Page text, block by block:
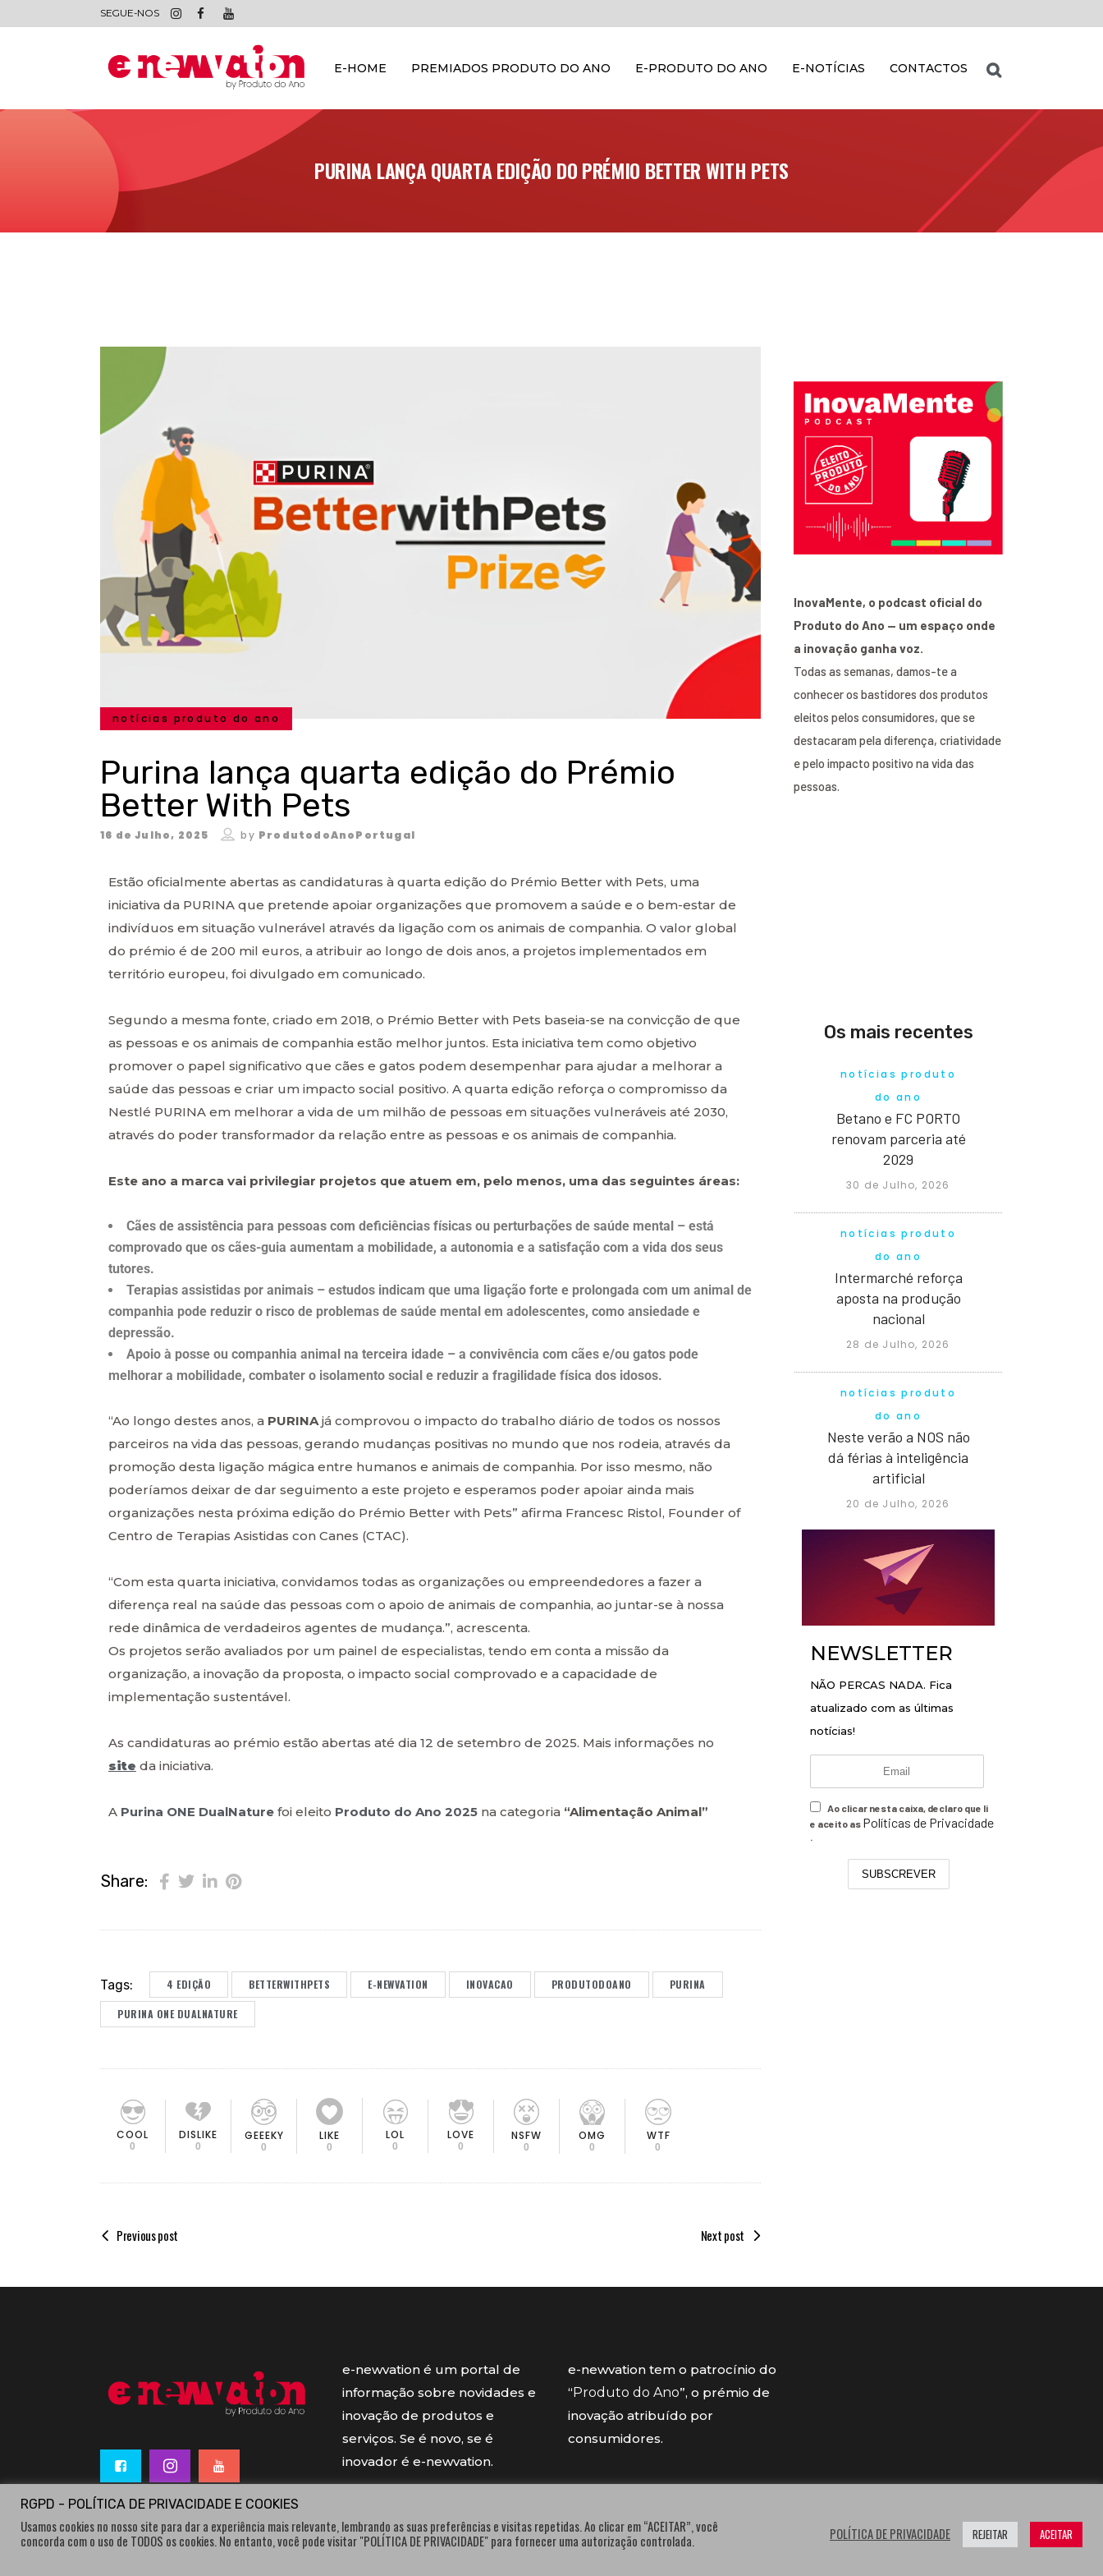
SEGUE-NOS
E-HOME PREMIADOS PRODUTO DO ANO E-PRODUTO DO ANO E-NOTÍCIAS CONTACTOS
PURINA LANÇA QUARTA EDIÇÃO DO PRÉMIO BETTER WITH PETS
notícias produto do ano
Purina lança quarta edição do Prémio
Better With Pets
16 de Julho, 2025 by ProdutodoAnoPortugal
Estão oficialmente abertas as candidaturas à quarta edição do Prémio Better with Pets, uma
iniciativa da PURINA que pretende apoiar organizações que promovem a saúde e o bem-estar de
indivíduos em situação vulnerável através da ligação com os animais de companhia. O valor global
do prémio é de 200 mil euros, a atribuir ao longo de dois anos, a projetos implementados em
território europeu, foi divulgado em comunicado.
Segundo a mesma fonte, criado em 2018, o Prémio Better with Pets baseia-se na convicção de que
as pessoas e os animais de companhia estão melhor juntos. Esta iniciativa tem como objetivo
promover o papel significativo que cães e gatos podem desempenhar para ajudar a melhorar a
saúde das pessoas e criar um impacto social positivo. A quarta edição reforça o compromisso da
Nestlé PURINA em melhorar a vida de um milhão de pessoas em situações vulneráveis até 2030,
através do poder transformador da relação entre as pessoas e os animais de companhia.
Este ano a marca vai privilegiar projetos que atuem em, pelo menos, uma das seguintes áreas:
Cães de assistência para pessoas com deficiências físicas ou perturbações de saúde mental – está
comprovado que os cães-guia aumentam a mobilidade, a autonomia e a satisfação com a vida dos seus
tutores.
Terapias assistidas por animais – estudos indicam que uma ligação forte e prolongada com um animal de
companhia pode reduzir o risco de problemas de saúde mental em adolescentes, como ansiedade e
depressão.
Apoio à posse ou companhia animal na terceira idade – a convivência com cães e/ou gatos pode
melhorar a mobilidade, combater o isolamento social e reduzir a fragilidade física dos idosos.
“Ao longo destes anos, a PURINA já comprovou o impacto do trabalho diário de todos os nossos
parceiros na vida das pessoas, gerando mudanças positivas no mundo que nos rodeia, através da
promoção desta ligação mágica entre humanos e animais de companhia. Por isso mesmo, não
poderíamos deixar de dar seguimento a este projeto e esperamos poder apoiar ainda mais
organizações nesta próxima edição do Prémio Better with Pets” afirma Francesc Ristol, Founder of
Centro de Terapias Asistidas con Canes (CTAC).
“Com esta quarta iniciativa, convidamos todas as organizações ou empreendedores a fazer a
diferença real na saúde das pessoas com o apoio de animais de companhia, ao juntar-se à nossa
rede dinâmica de verdadeiros agentes de mudança.”, acrescenta.
Os projetos serão avaliados por um painel de especialistas, tendo em conta a missão da
organização, a inovação da proposta, o impacto social comprovado e a capacidade de
implementação sustentável.
As candidaturas ao prémio estão abertas até dia 12 de setembro de 2025. Mais informações no
site da iniciativa.
A Purina ONE DualNature foi eleito Produto do Ano 2025 na categoria “Alimentação Animal”
Share:
Tags: 4 EDIÇÃO BETTERWITHPETS E-NEWVATION INOVACAO PRODUTODOANO PURINA
PURINA ONE DUALNATURE
COOL
0
DISLIKE
0
GEEEKY
0
LIKE
0
LOL
0
LOVE
0
NSFW
0
OMG
0
WTF
0
Previous post Next post
InovaMente, o podcast oficial do
Produto do Ano — um espaço onde
a inovação ganha voz.
Todas as semanas, damos-te a
conhecer os bastidores dos produtos
eleitos pelos consumidores, que se
destacaram pela diferença, criatividade
e pelo impacto positivo na vida das
pessoas.
Os mais recentes
notícias produto
do ano
Betano e FC PORTO
renovam parceria até
2029
30 de Julho, 2026
notícias produto
do ano
Intermarché reforça
aposta na produção
nacional
28 de Julho, 2026
notícias produto
do ano
Neste verão a NOS não
dá férias à inteligência
artificial
20 de Julho, 2026
NEWSLETTER
NÃO PERCAS NADA. Fica
atualizado com as últimas
notícias!
Ao clicar nesta caixa, declaro que li
e aceito as Políticas de Privacidade
.
SUBSCREVER
e-newvation é um portal de
informação sobre novidades e
inovação de produtos e
serviços. Se é novo, se é
inovador é e-newvation.
e-newvation tem o patrocínio do
“ Produto do Ano”, o prémio de
inovação atribuído por
consumidores.
RGPD - POLÍTICA DE PRIVACIDADE E COOKIES
Usamos cookies no nosso site para dar a experiência mais relevante, lembrando as suas preferências e visitas repetidas. Ao clicar em “ACEITAR”, você
concorda com o uso de TODOS os cookies. No entanto, você pode visitar "POLÍTICA DE PRIVACIDADE" para fornecer uma autorização controlada.
POLÍTICA DE PRIVACIDADE REJEITAR ACEITAR